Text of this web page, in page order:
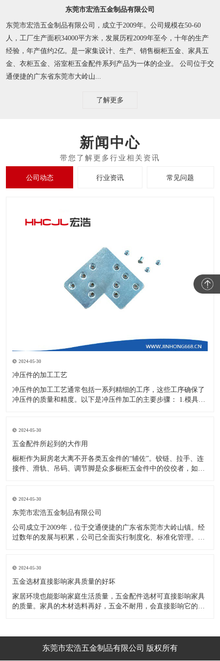
东莞市宏浩五金制品有限公司
东莞市宏浩五金制品有限公司，成立于2009年。公司规模在50-60
人，工厂生产面积34000平方米，发展历程2009年至今，十年的生产
经验，年产值约2亿。是一家集设计、生产、销售橱柜五金、家具五
金、衣柜五金、浴室柜五金配件系列产品为一体的企业。 公司位于交
通便捷的广东省东莞市大岭山...
了解更多
新闻中心
公司动态 行业资讯 常见问题
2024-05-30
冲压件的加工工艺
冲压件的加工工艺通常包括一系列精细的工序，这些工序确保了
冲压件的质量和精度。以下是冲压件加工的主要步骤： 1.模具设
开料与落料：在图纸上标注尺寸后，根据图纸要求选择合适的板
材。然
2024-05-30
五金配件所起到的大作用
橱柜作为厨房老大离不开各类五金件的“辅佐”。铰链、拉手、连
接件、滑轨、吊码、调节脚是众多橱柜五金件中的佼佼者，如果
调节脚，橱柜就像得了“软骨症”，站都站不直……五花八门的橱
柜五金件好
2024-05-30
东莞市宏浩五金制品有限公司
公司成立于2009年，位于交通便捷的广东省东莞市大岭山镇。经
过数年的发展与积累，公司已全面实行制度化、标准化管理。从
的改造创新，设计制造了一系列更加新颖、美观、更具时代潮流
的新
2024-05-30
五金选材直接影响家具质量的好坏
家居环境也能影响家庭生活质量，五金配件选材可直接影响家具
的质量。家具的木材选料再好，五金不耐用，会直接影响它的使
金、铝合金等。不同五金的加工工艺不同：钳工、表面涂覆处
理、焊接、机械加东莞市宏浩五金制品有限公司 版权所有